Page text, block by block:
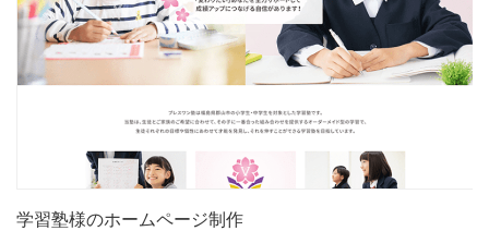
学習塾様のホームページ制作